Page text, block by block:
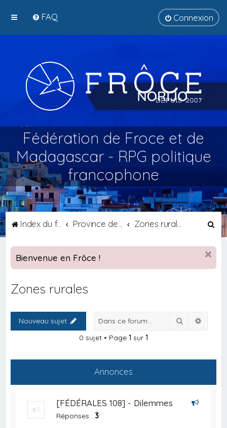
FAQ Connexion
Fédération de Froce et de
Madagascar - RPG politique
francophone
Index du forum
c
h
Bienvenue en Frôce !
Zones rurales
Nouveau sujet Rechercher
0 sujet • Page 1 sur 1
Annonces
[FÉDÉRALES 108] - Dilemmes
Réponses : 3